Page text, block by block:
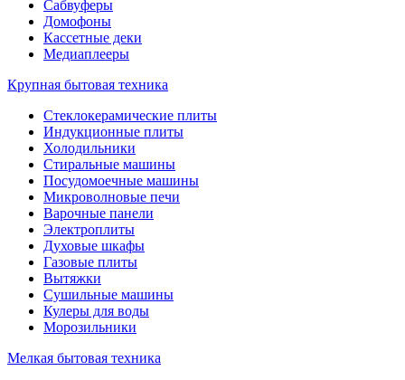
Сабвуферы
Домофоны
Кассетные деки
Медиаплееры
Крупная бытовая техника
Стеклокерамические плиты
Индукционные плиты
Холодильники
Стиральные машины
Посудомоечные машины
Микроволновые печи
Варочные панели
Электроплиты
Духовые шкафы
Газовые плиты
Вытяжки
Сушильные машины
Кулеры для воды
Морозильники
Мелкая бытовая техника